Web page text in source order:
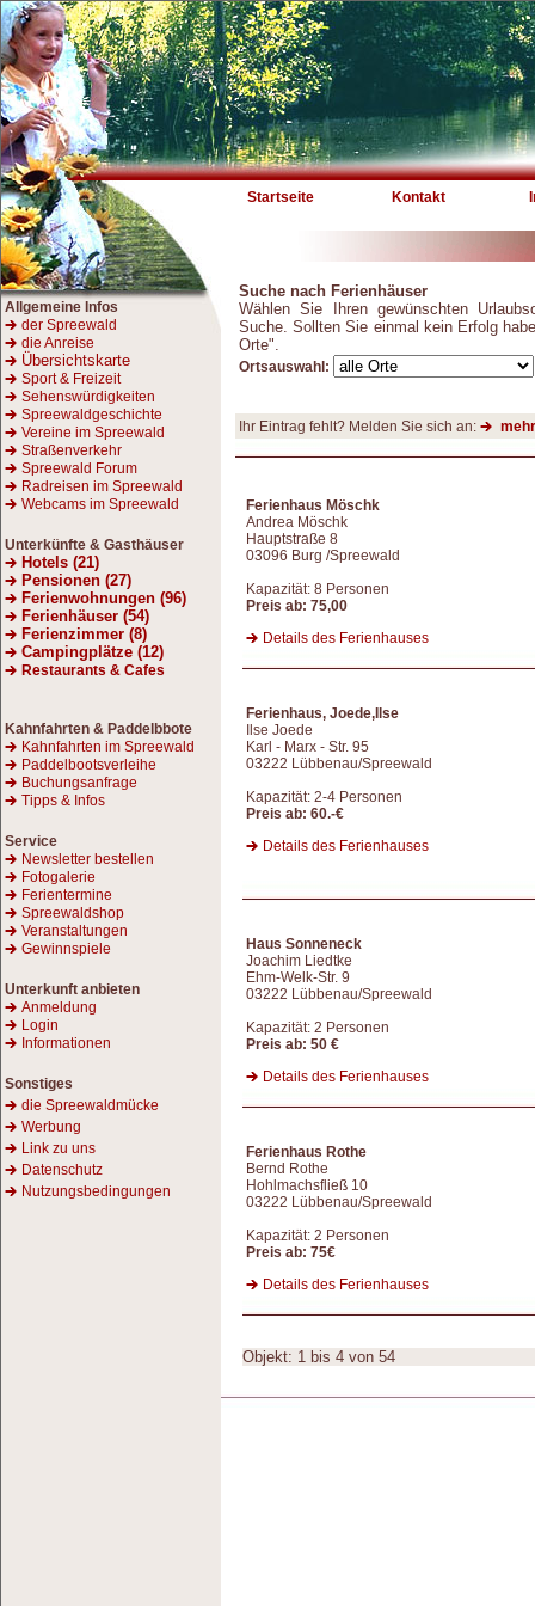
Allgemeine Infos
der Spreewald
die Anreise
Übersichtskarte
Sport & Freizeit
Sehenswürdigkeiten
Spreewaldgeschichte
Vereine im Spreewald
Straßenverkehr
Spreewald Forum
Radreisen im Spreewald
Webcams im Spreewald
Unterkünfte & Gasthäuser
Hotels (21)
Pensionen (27)
Ferienwohnungen (96)
Ferienhäuser (54)
Ferienzimmer (8)
Campingplätze (12)
Restaurants & Cafes
Kahnfahrten & Paddelbbote
Kahnfahrten im Spreewald
Paddelbootsverleihe
Buchungsanfrage
Tipps & Infos
Service
Newsletter bestellen
Fotogalerie
Ferientermine
Spreewaldshop
Veranstaltungen
Gewinnspiele
Unterkunft anbieten
Anmeldung
Login
Informationen
Sonstiges
die Spreewaldmücke
Werbung
Link zu uns
Datenschutz
Nutzungsbedingungen
Startseite Kontakt
Suche nach Ferienhäuser
Wählen Sie Ihren gewünschten
Suche. Sollten Sie einmal kein Erfolg
Orte".
Ortsauswahl:
Ihr Eintrag fehlt? Melden Sie sich an:
Ferienhaus Möschk
Andrea Möschk
Hauptstraße 8
03096 Burg /Spreewald
Kapazität: 8 Personen
Preis ab: 75,00
Details des Ferienhauses
Ferienhaus, Joede,Ilse
Ilse Joede
Karl - Marx - Str. 95
03222 Lübbenau/Spreewald
Kapazität: 2-4 Personen
Preis ab: 60.-€
Details des Ferienhauses
Haus Sonneneck
Joachim Liedtke
Ehm-Welk-Str. 9
03222 Lübbenau/Spreewald
Kapazität: 2 Personen
Preis ab: 50 €
Details des Ferienhauses
Ferienhaus Rothe
Bernd Rothe
Hohlmachsfließ 10
03222 Lübbenau/Spreewald
Kapazität: 2 Personen
Preis ab: 75€
Details des Ferienhauses
Objekt: 1 bis 4 von 54